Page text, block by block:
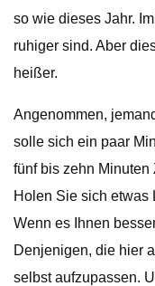
so wie dieses Jahr.
ruhiger sind. Aber
heißer.
Angenommen,
solle sich ein paar
fünf bis zehn
Holen Sie sich etwas
Wenn es Ihnen
Denjenigen, die hier
selbst aufzupassen.